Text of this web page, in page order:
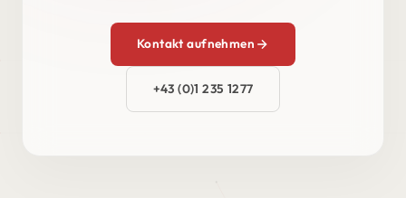
Kontakt aufnehmen
+43 (0)1 235 1277